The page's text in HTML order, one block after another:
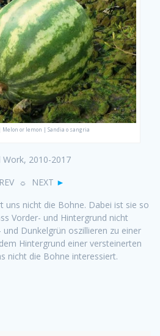
Melon or lemon | Sandia o sangria
Work, 2010-2017
☼ NEXT ►
uns nicht die Bohne. Dabei ist sie so
Vorder- und Hintergrund nicht
und Dunkelgrün oszillieren zu einer
Hintergrund einer versteinerten
nicht die Bohne interessiert.